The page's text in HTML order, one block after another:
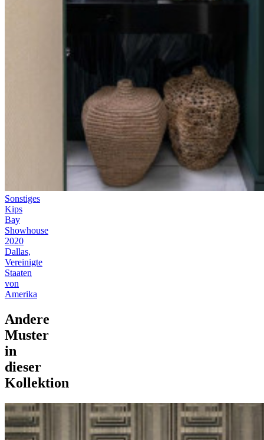
Sonstiges
Kips
Bay
Showhouse
2020
Dallas,
Vereinigte
Staaten
von
Amerika
Andere
Muster
in
dieser
Kollektion